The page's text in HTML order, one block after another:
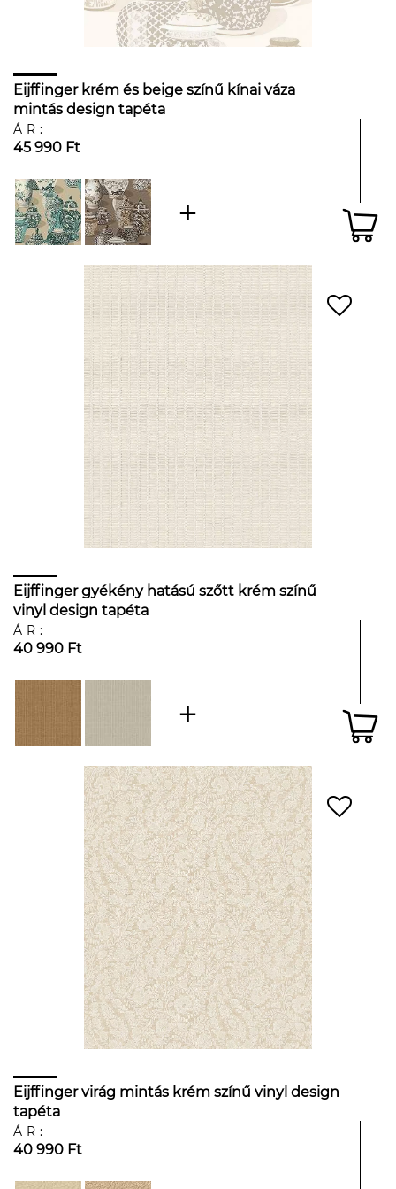
Eijffinger krém és beige színű kínai váza
mintás design tapéta
ÁR:
45 990 Ft
Eijffinger gyékény hatású szőtt krém színű
vinyl design tapéta
ÁR:
40 990 Ft
Eijffinger virág mintás krém színű vinyl design
tapéta
ÁR:
40 990 Ft